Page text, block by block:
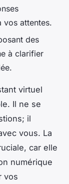
vos attentes.
des
à clarifier
virtuel
Il ne se
il
vous. La
car elle
numérique
vos